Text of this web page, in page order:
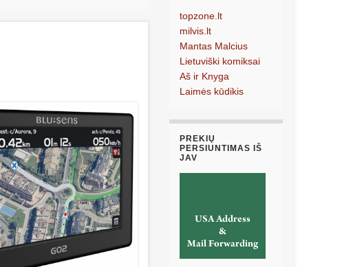
topzone.lt
milvis.lt
Mantas Malcius
Lietuviški komiksai
Aš ir Knyga
Laimės kūdikis
PREKIŲ
PERSIUNTIMAS IŠ
JAV